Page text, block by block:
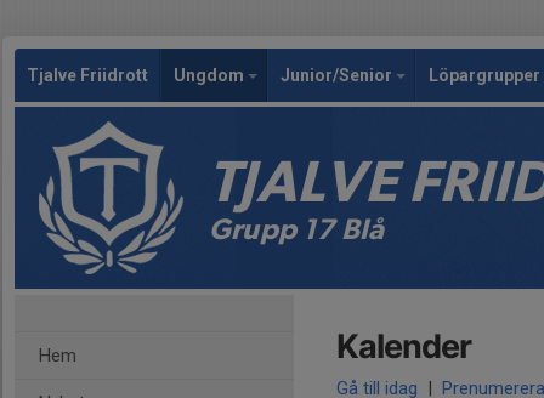
Tjalve Friidrott Ungdom Junior/Senior
TJALVE
Grupp 17 Blå
Hem Kalender
Gå till idag | Prenumerera